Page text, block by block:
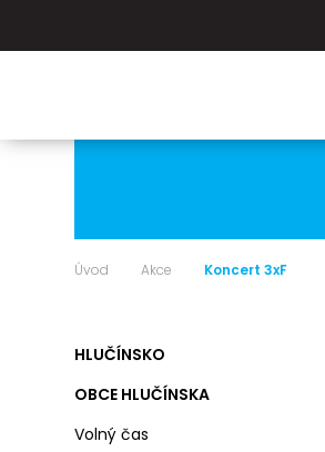
Úvod Akce Koncert 3xF
HLUČÍNSKO
OBCE HLUČÍNSKA
Volný čas